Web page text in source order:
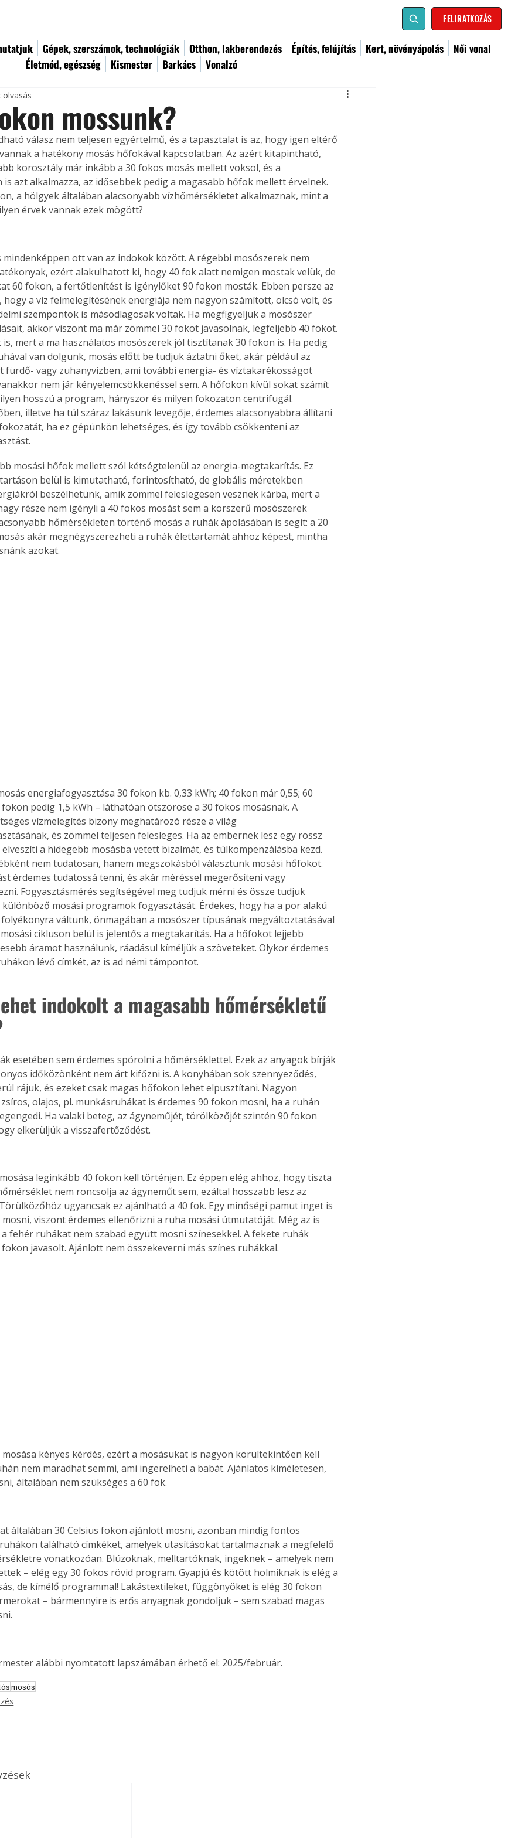
FELIRATKOZÁS
Gépek, szerszámok, technológiák Otthon, lakberendezés Építés, felújítás Kert, növényápolás
Női vonal
Életmód, egészség
Kismester Barkács Vonalzó
az
új,
egyedi
Együtt jobban megéri!
Bővebb információ itt!
Együtt jobban megéri! A
megrendelhetők!
mossunk?
olvasás
válasz nem teljesen egyértelmű, és a tapasztalat is az, hogy igen eltérő
a hatékony mosás hőfokával kapcsolatban. Az azért kitapintható,
korosztály már inkább a 30 fokos mosás mellett voksol, és a
azt alkalmazza, az idősebbek pedig a magasabb hőfok mellett érvelnek.
a hölgyek általában alacsonyabb vízhőmérsékletet alkalmaznak, mint a
érvek vannak ezek mögött?
mindenképpen ott van az indokok között. A régebbi mosószerek nem
ezért alakulhatott ki, hogy 40 fok alatt nemigen mostak velük, de
60 fokon, a fertőtlenítést is igénylőket 90 fokon mosták. Ebben persze az
hogy a víz felmelegítésének energiája nem nagyon számított, olcsó volt, és
szempontok is másodlagosak voltak. Ha megfigyeljük a mosószer
akkor viszont ma már zömmel 30 fokot javasolnak, legfeljebb 40 fokot.
is, mert a ma használatos mosószerek jól tisztítanak 30 fokon is. Ha pedig
van dolgunk, mosás előtt be tudjuk áztatni őket, akár például az
fürdő- vagy zuhanyvízben, ami további energia- és víztakarékosságot
nem jár kényelemcsökkenéssel sem. A hőfokon kívül sokat számít
hosszú a program, hányszor és milyen fokozaton centrifugál.
illetve ha túl száraz lakásunk levegője, érdemes alacsonyabbra állítani
ha ez gépünkön lehetséges, és így tovább csökkenteni az
mosási hőfok mellett szól kétségtelenül az energia-megtakarítás. Ez
belül is kimutatható, forintosítható, de globális méretekben
beszélhetünk, amik zömmel feleslegesen vesznek kárba, mert a
része nem igényli a 40 fokos mosást sem a korszerű mosószerek
hőmérsékleten történő mosás a ruhák ápolásában is segít: a 20
akár megnégyszerezheti a ruhák élettartamát ahhoz képest, mintha
azokat.
energiafogyasztása 30 fokon kb. 0,33 kWh; 40 fokon már 0,55; 60
pedig 1,5 kWh – láthatóan ötszöröse a 30 fokos mosásnak. A
vízmelegítés bizony meghatározó része a világ
és zömmel teljesen felesleges. Ha az embernek lesz egy rossz
a hidegebb mosásba vetett bizalmát, és túlkompenzálásba kezd.
nem tudatosan, hanem megszokásból választunk mosási hőfokot.
érdemes tudatossá tenni, és akár méréssel megerősíteni vagy
Fogyasztásmérés segítségével meg tudjuk mérni és össze tudjuk
mosási programok fogyasztását. Érdekes, hogy ha a por alakú
váltunk, önmagában a mosószer típusának megváltoztatásával
mosási cikluson belül is jelentős a megtakarítás. Ha a hőfokot lejjebb
áramot használunk, ráadásul kíméljük a szöveteket. Olykor érdemes
lévő címkét, az is ad némi támpontot.
indokolt a magasabb hőmérsékletű
esetében sem érdemes spórolni a hőmérséklettel. Ezek az anyagok bírják
időközönként nem árt kifőzni is. A konyhában sok szennyeződés,
rájuk, és ezeket csak magas hőfokon lehet elpusztítani. Nagyon
olajos, pl. munkásruhákat is érdemes 90 fokon mosni, ha a ruhán
Ha valaki beteg, az ágyneműjét, törölközőjét szintén 90 fokon
elkerüljük a visszafertőződést.
leginkább 40 fokon kell történjen. Ez éppen elég ahhoz, hogy tiszta
nem roncsolja az ágyneműt sem, ezáltal hosszabb lesz az
ugyancsak ez ajánlható a 40 fok. Egy minőségi pamut inget is
viszont érdemes ellenőrizni a ruha mosási útmutatóját. Még az is
fehér ruhákat nem szabad együtt mosni színesekkel. A fekete ruhák
fokon javasolt. Ajánlott nem összekeverni más színes ruhákkal.
kényes kérdés, ezért a mosásukat is nagyon körültekintően kell
nem maradhat semmi, ami ingerelheti a babát. Ajánlatos kíméletesen,
általában nem szükséges a 60 fok.
általában 30 Celsius fokon ajánlott mosni, azonban mindig fontos
található címkéket, amelyek utasításokat tartalmaznak a megfelelő
vonatkozóan. Blúzoknak, melltartóknak, ingeknek – amelyek nem
– elég egy 30 fokos rövid program. Gyapjú és kötött holmiknak is elég a
de kímélő programmal! Lakástextileket, függönyöket is elég 30 fokon
– bármennyire is erős anyagnak gondoljuk – sem szabad magas
alábbi nyomtatott lapszámában érhető el: 2025/február.
mosás